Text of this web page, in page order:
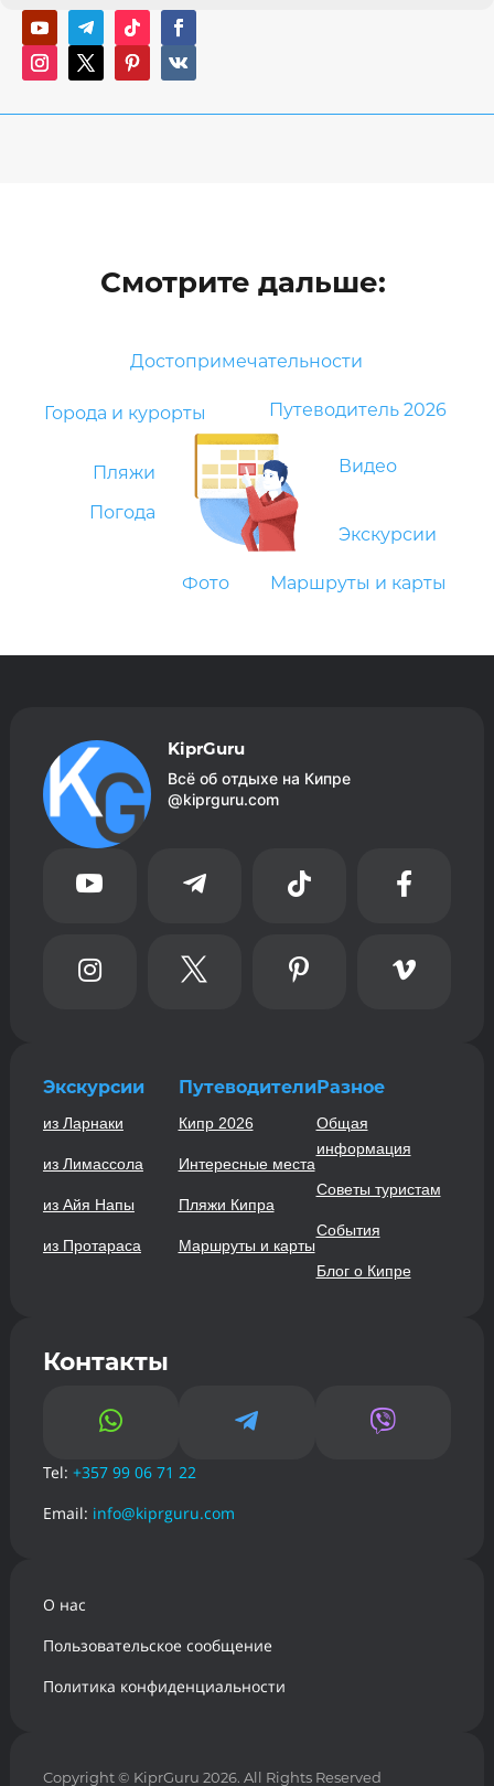
Смотрите дальше:
Достопримечательности
Города и курорты Путеводитель 2026
Пляжи
Погода
Видео
Экскурсии
Фото Маршруты и карты
KiprGuru
Всё об отдыхе на Кипре
@kiprguru.com
   
   
Экскурсии
из Ларнаки
из Лимассола
из Айя Напы
из Протараса
Путеводители
Кипр 2026
Интересные места
Пляжи Кипра
Маршруты и карты
Разное
Общая
информация
Советы туристам
События
Блог о Кипре
Контакты
  
Tel: +357 99 06 71 22
Email: info@kiprguru.com
О нас
Пользовательское сообщение
Политика конфиденциальности
Copyright© KiprGuru 2026. All Rights Reserved